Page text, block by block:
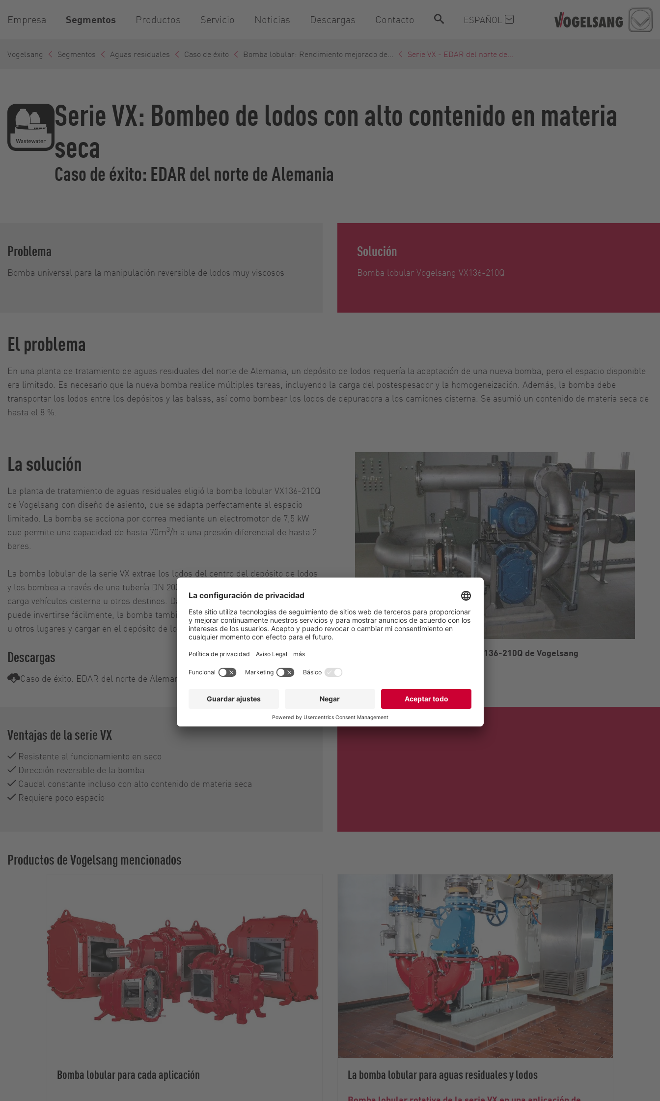
Empresa Segmentos Productos Servicio Noticias Descargas Contacto ESPAÑOL
Vogelsang Segmentos Aguas residuales Caso de éxito Bomba lobular: Rendimiento mejorado de... Serie VX - EDAR del norte de...
Serie VX: Bombeo de lodos con alto contenido en materia
seca
Caso de éxito: EDAR del norte de Alemania
Problema
Bomba universal para la manipulación reversible de lodos muy viscosos
Solución
Bomba lobular Vogelsang VX136-210Q
El problema
En una planta de tratamiento de aguas residuales del norte de Alemania, un depósito de lodos requería la adaptación de una nueva bomba, pero el espacio disponible
era limitado. Es necesario que la nueva bomba realice múltiples tareas, incluyendo la carga del postespesador y la homogeneización. Además, la bomba debe
transportar los lodos entre los depósitos y las balsas, así como bombear los lodos de depuradora a los camiones cisterna. Se asumió un contenido de materia seca de
hasta el 8 %.
La solución
La planta de tratamiento de aguas residuales eligió la bomba lobular VX136-210Q
de Vogelsang con diseño de asiento, que se adapta perfectamente al espacio
limitado. La bomba se acciona por correa mediante un electromotor de 7,5 kW
que permite una capacidad de hasta 70m3/h a una presión diferencial de hasta 2
bares.
La bomba lobular de la serie VX extrae los lodos del centro del depósito de lodos
y los bombea a través de una tubería DN 200 hasta la boquilla mezcladora o
carga vehículos cisterna u otros destinos. Dado que la dirección de la bomba
puede invertirse fácilmente, la bomba también puede vaciar las unidades móviles
u otros lugares y cargar en el depósito de lodos o, por ejemplo, en el espesador.
Descargas
Caso de éxito: EDAR del norte de Alemania
Bomba lobular VX136-210Q de Vogelsang
Ventajas de la serie VX
Resistente al funcionamiento en seco
Dirección reversible de la bomba
Caudal constante incluso con alto contenido de materia seca
Requiere poco espacio
Productos de Vogelsang mencionados
Bomba lobular para cada aplicación La bomba lobular para aguas residuales y lodos